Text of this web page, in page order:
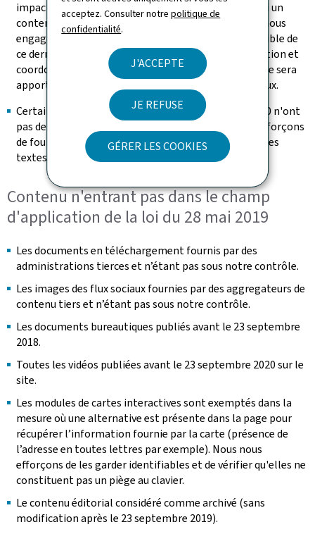
acceptez. Consulter notrepolitique de
confidentialité.
J'ACCEPTE
JE REFUSE
GÉRER LES COOKIES
impactant ne bloquent pas l’accès à l’information. Si un
contenu s’avérait malgré tout non accessible, nous nous
engageons à fournir sur demande une version accessible de
ce dernier (se référer à la section « Retour d'information et
coordonnées de contact »). Une attention particulière sera
apportée à la rédaction des futurs contenus éditoriaux.
Certaines vidéos publiées après le 23 septembre 2020 n'ont
pas de transcription textuelle adaptée. Nous nous efforçons
de fournir les messages transmis dans la vidéo dans les
textes environnants
Contenu n'entrant pas dans le champ
d'application de la loi du 28 mai 2019
Les documents en téléchargement fournis par des
administrations tierces et n’étant pas sous notre contrôle.
Les images des flux sociaux fournies par des aggregateurs de
contenu tiers et n’étant pas sous notre contrôle.
Les documents bureautiques publiés avant le 23 septembre
2018.
Toutes les vidéos publiées avant le 23 septembre 2020 sur le
site.
Les modules de cartes interactives sont exemptés dans la
mesure où une alternative est présente dans la page pour
récupérer l’information fournie par la carte (présence de
l’adresse en toutes lettres par exemple). Nous nous
efforçons de les garder identifiables et de vérifier qu'elles ne
constituent pas un piège au clavier.
Le contenu éditorial considéré comme archivé (sans
modification après le 23 septembre 2019).